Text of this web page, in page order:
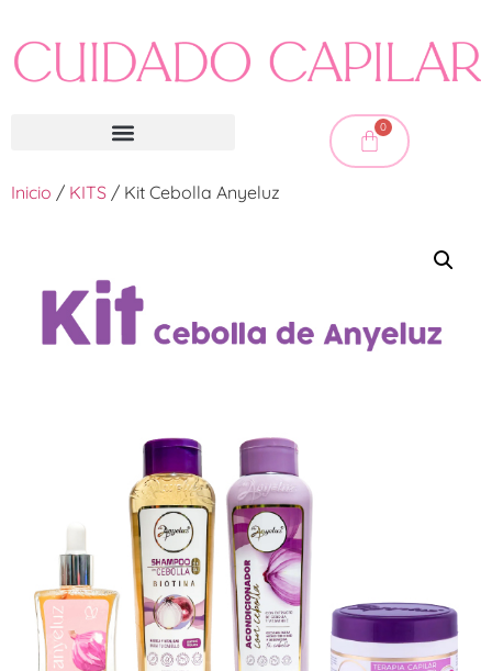
0
Inicio / KITS / Kit Cebolla Anyeluz